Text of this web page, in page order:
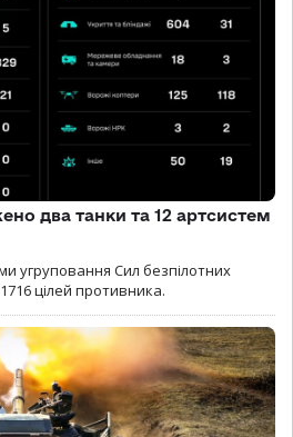
два танки та 12 артсистем
угруповання Сил безпілотних
цілей противника.